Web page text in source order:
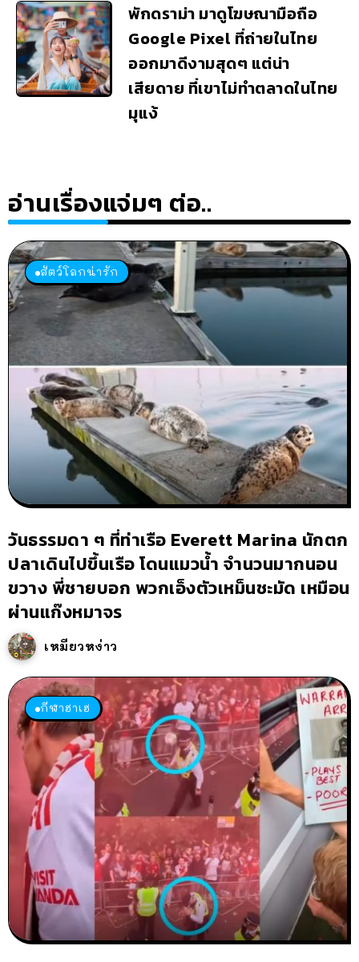
พักดราม่า มาดูโฆษณามือถือ
Google Pixel ที่ถ่ายในไทย
ออกมาดีงามสุดๆ แต่น่า
เสียดาย ที่เขาไม่ทำตลาดในไทย
มุแง้
อ่านเรื่องแจ่มๆ ต่อ..
สัตว์โลกน่ารัก
วันธรรมดา ๆ ที่ท่าเรือ Everett Marina นักตก
ปลาเดินไปขึ้นเรือ โดนแมวน้ำ จำนวนมากนอน
ขวาง พี่ชายบอก พวกเอ็งตัวเหม็นชะมัด เหมือน
ผ่านแก๊งหมาจร
เหมียวหง่าว
กีฬาฮาเฮ